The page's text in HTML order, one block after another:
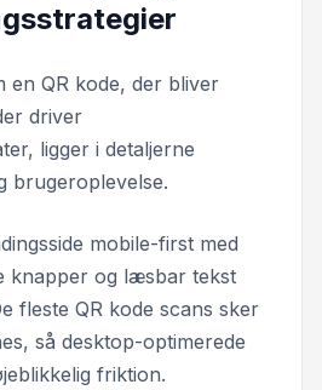
en QR kode, der bliver
driver
ligger i detaljerne
brugeroplevelse.
mobile-first med
knapper og læsbar tekst
fleste QR kode scans sker
så desktop-optimerede
friktion.